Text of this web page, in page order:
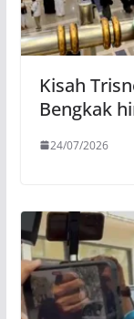
Kisah
Bengkak
24/07/2026